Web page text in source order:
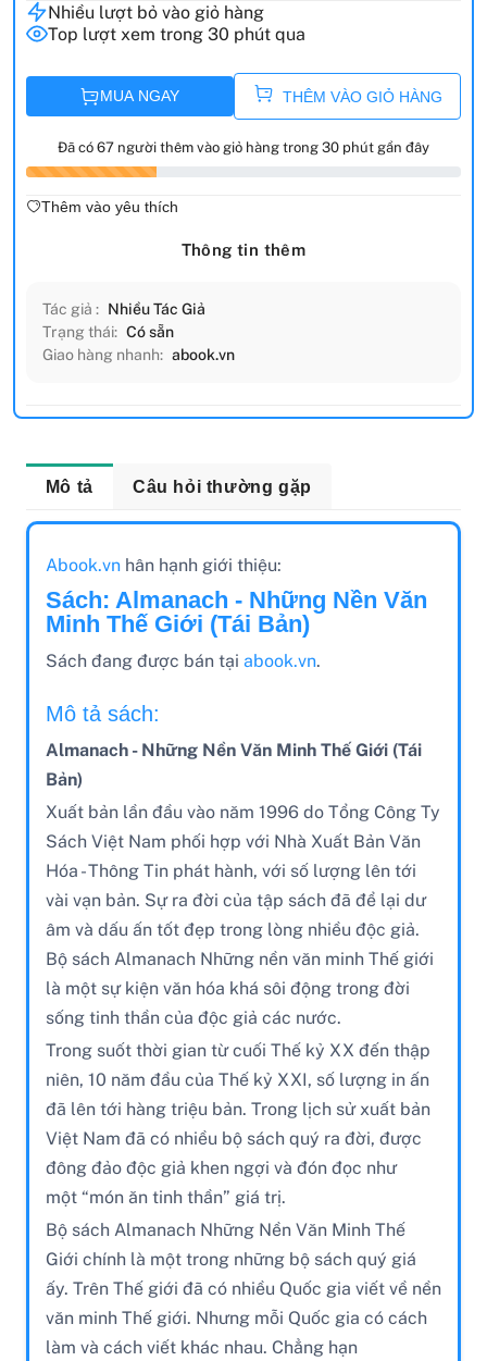
Nhiều lượt bỏ vào giỏ hàng
Top lượt xem trong 30 phút qua
MUA NGAY THÊM VÀO GIỎ HÀNG
Đã có 67 người thêm vào giỏ hàng trong 30 phút gần đây
Thêm vào yêu thích
Thông tin thêm
Tác giả : Nhiều Tác Giả
Trạng thái: Có sẵn
Giao hàng nhanh: abook.vn
Mô tả Câu hỏi thường gặp
Abook.vnhân hạnh giới thiệu:
Sách: Almanach - Những Nền Văn
Minh Thế Giới (Tái Bản)
Sách đang được bán tại abook.vn.
Mô tả sách:
Almanach - Những Nền Văn Minh Thế Giới (Tái
Bản)
Xuất bản lần đầu vào năm 1996 do Tổng Công Ty
Sách Việt Nam phối hợp với Nhà Xuất Bản Văn
Hóa - Thông Tin phát hành, với số lượng lên tới
vài vạn bản. Sự ra đời của tập sách đã để lại dư
âm và dấu ấn tốt đẹp trong lòng nhiều độc giả.
Bộ sách Almanach Những nền văn minh Thế giới
là một sự kiện văn hóa khá sôi động trong đời
sống tinh thần của độc giả các nước.
Trong suốt thời gian từ cuối Thế kỷ XX đến thập
niên, 10 năm đầu của Thế kỷ XXI, số lượng in ấn
đã lên tới hàng triệu bản. Trong lịch sử xuất bản
Việt Nam đã có nhiều bộ sách quý ra đời, được
đông đảo độc giả khen ngợi và đón đọc như
một “món ăn tinh thần” giá trị.
Bộ sách Almanach Những Nền Văn Minh Thế
Giới chính là một trong những bộ sách quý giá
ấy. Trên Thế giới đã có nhiều Quốc gia viết về nền
văn minh Thế giới. Nhưng mỗi Quốc gia có cách
làm và cách viết khác nhau. Chẳng hạn